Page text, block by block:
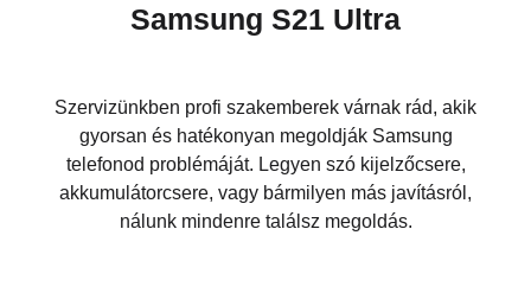
Samsung S21 Ultra
Szervizünkben profi szakemberek várnak rád, akik
gyorsan és hatékonyan megoldják Samsung
telefonod problémáját. Legyen szó kijelzőcsere,
akkumulátorcsere, vagy bármilyen más javításról,
nálunk mindenre találsz megoldás.